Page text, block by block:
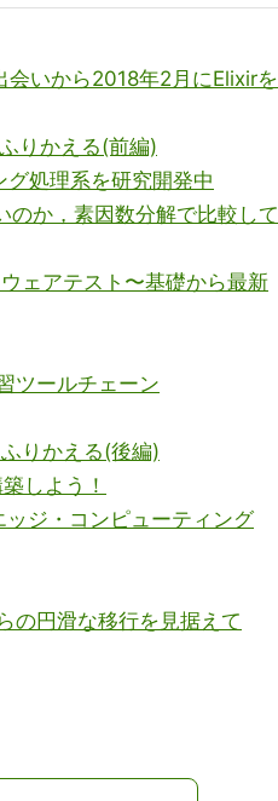
いから2018年2月にElixirを
りかえる(前編)
処理系を研究開発中
のか，素因数分解で比較して
ェアテスト〜基礎から最新
ツールチェーン
りかえる(後編)
しよう！
ジ・コンピューティング
円滑な移行を見据えて